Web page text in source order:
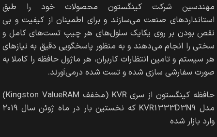
مهندسین شرکت کینگستون محصولات خود را طبق
استانداردهای صنعت می‌سازند و برای اطمینان از کیفیت و بی
نقص بودن بر روی یکایک سلول‌های هر چیپ تست‌های کامل و
سختی را انجام می‌دهند و به منظور پاسخگویی دقیق به نیازهای
هر سیستم و تامین انتظارات کاربران، هر ماژول حافظه را کاملا به
صورت سفارشی سازی شده و تست شده درمی‌آورند.
حافظه کینگستون از سری KVR (مخفف Kingston ValueRAM)
مدل KVR1333D3N9 که نخستین بار در ماه ژوئن سال ۲۰۱۹
وارد بازار شده